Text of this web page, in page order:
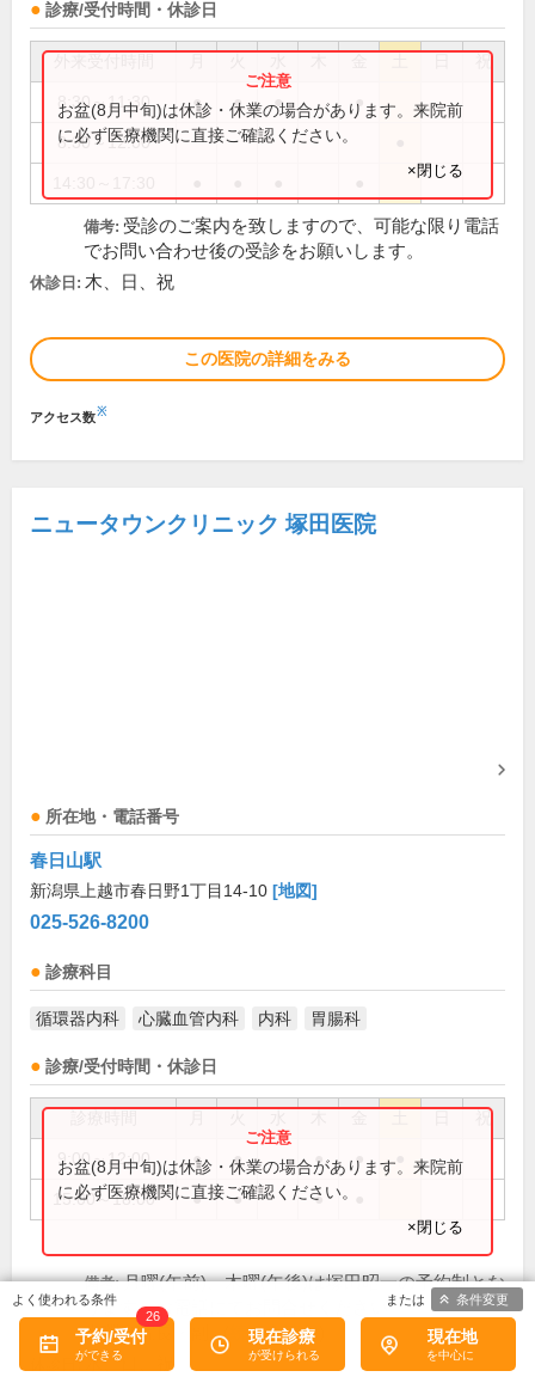
診療/受付時間・休診日
祝
8:30～11:30 ● ● ● ●
8:30～12:00
お盆(8月中旬)は休診・休業の場合があります。来院前
に必ず医療機関に直接ご確認ください。
×閉じる
備考: 受診のご案内を致しますので、可能な限り電話
でお問い合わせ後の受診をお願いします。
休診日: 木、日、祝
この医院の詳細をみる
アクセス数※
ニュータウンクリニック 塚田医院
所在地・電話番号
春日山駅
新潟県上越市春日野1丁目14-10 [地図]
025-526-8200
診療科目
循環器内科 心臓血管内科 内科 胃腸科
診療/受付時間・休診日
祝
9:00～12:00 ● ● ● ●
15:00～18:00 ● ● ●
お盆(8月中旬)は休診・休業の場合があります。来院前
に必ず医療機関に直接ご確認ください。
×閉じる
備考: 月曜(午前)、木曜(午後)は塚田昭一の予約制とな
ります。お電話にてお問合せください。
土曜は院長・副...(
続きを読む
休診日: 水、日、祝
予約/受付
26
現在診療 現在地
条件変更